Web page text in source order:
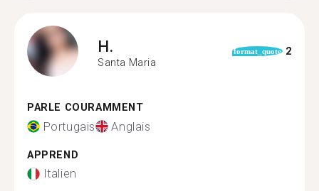
H.
Santa Maria
format_quote 2
PARLE COURAMMENT
Portugais Anglais
APPREND
Italien